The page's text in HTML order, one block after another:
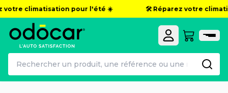
climatisation pour l'été ☀️ 🛠️ Réparez votre